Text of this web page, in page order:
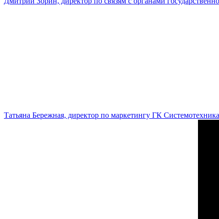
Татьяна Бережная, директор по маркетингу ГК Системотехника